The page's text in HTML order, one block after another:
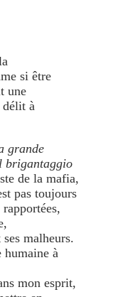
si être
une
délit à
grande
brigantaggio
de la mafia,
pas toujours
malheurs.
humaine à
mon esprit,